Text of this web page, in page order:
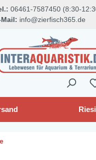
06461-7587450 (8:30-
Mail: info@zierfisch365.de